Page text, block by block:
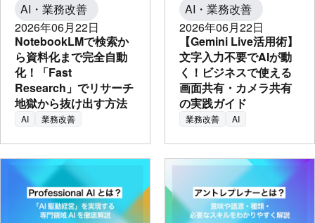
AI・業務改善
2026年06月22日
NotebookLMで検索か
ら資料化まで完全自動
化！「Fast
Research」でリサーチ
地獄から抜け出す方法
AI 業務改善
AI・業務改善
2026年06月22日
【Gemini Live活用術】
文字入力不要でAIが動
く！ビジネスで使える
画面共有・カメラ共有
の実践ガイド
業務改善 AI